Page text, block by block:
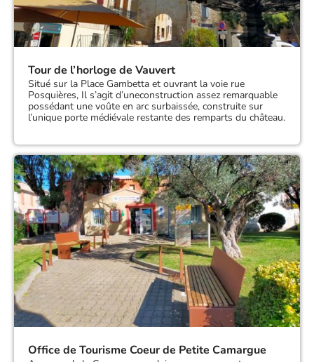
Tour de l’horloge de Vauvert
Situé sur la Place Gambetta et ouvrant la voie rue
Posquières, Il s’agit d’uneconstruction assez remarquable
possédant une voûte en arc surbaissée, construite sur
l’unique porte médiévale restante des remparts du château.
Office de Tourisme Coeur de Petite Camargue